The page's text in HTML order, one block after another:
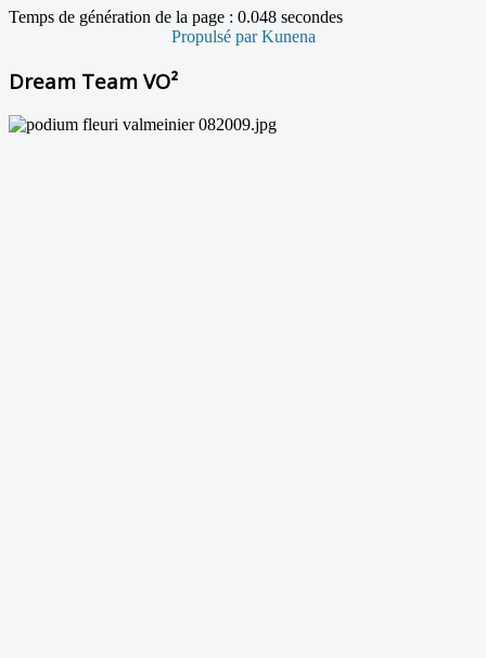
Temps de génération de la page : 0.048 secondes
Propulsé parKunena
Dream Team VO²